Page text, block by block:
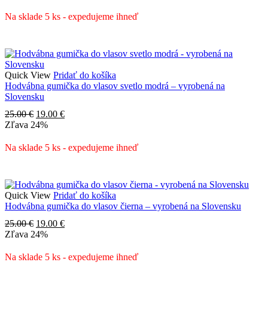
25.00 €.
19.00 €.
Na sklade 5 ks - expedujeme ihneď
Quick View Pridať do košíka
Hodvábna gumička do vlasov svetlo modrá – vyrobená na
Slovensku
25.00€ Pôvodná
cena
25.00 €.
19.00 €Aktuálna
19.00 €.
Zľava 24%
Na sklade 5 ks - expedujeme ihneď
Quick View Pridať do košíka
Hodvábna gumička do vlasov čierna – vyrobená na Slovensku
25.00€ Pôvodná
cena
25.00 €.
19.00 €Aktuálna
19.00 €.
Zľava 24%
Na sklade 5 ks - expedujeme ihneď